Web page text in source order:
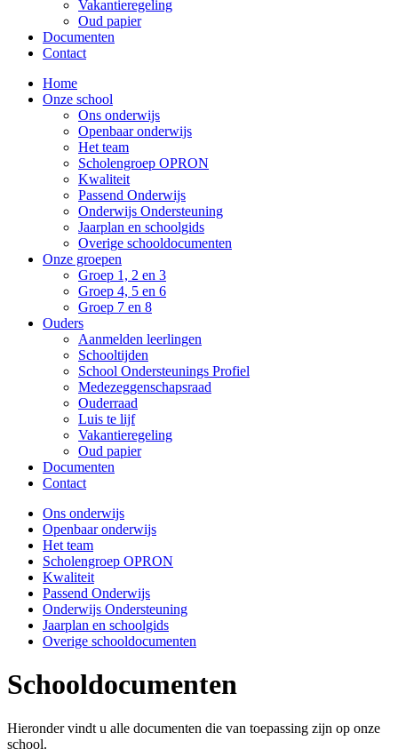
Vakantieregeling
Oud papier
Documenten
Contact
Home
Onze school
Ons onderwijs
Openbaar onderwijs
Het team
Scholengroep OPRON
Kwaliteit
Passend Onderwijs
Onderwijs Ondersteuning
Jaarplan en schoolgids
Overige schooldocumenten
Onze groepen
Groep 1, 2 en 3
Groep 4, 5 en 6
Groep 7 en 8
Ouders
Aanmelden leerlingen
Schooltijden
School Ondersteunings Profiel
Medezeggenschapsraad
Ouderraad
Luis te lijf
Vakantieregeling
Oud papier
Documenten
Contact
Ons onderwijs
Openbaar onderwijs
Het team
Scholengroep OPRON
Kwaliteit
Passend Onderwijs
Onderwijs Ondersteuning
Jaarplan en schoolgids
Overige schooldocumenten
Schooldocumenten
Hieronder vindt u alle documenten die van toepassing zijn op onze
school.